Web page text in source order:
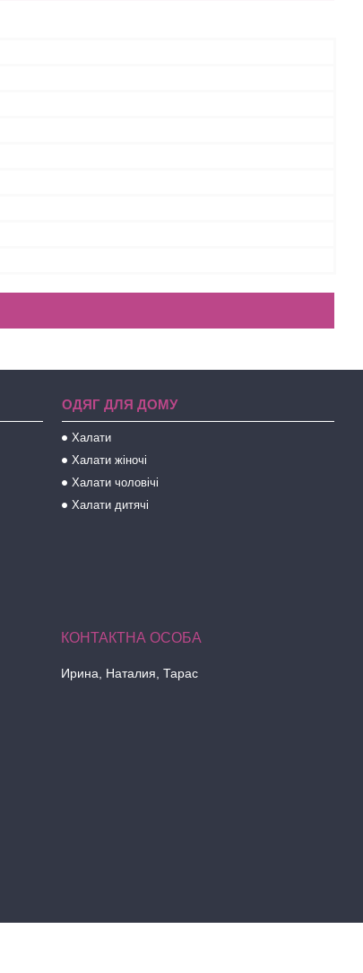
ОДЯГ ДЛЯ ДОМУ
Халати
Халати жіночі
Халати чоловічі
Халати дитячі
Ирина, Наталия, Тарас